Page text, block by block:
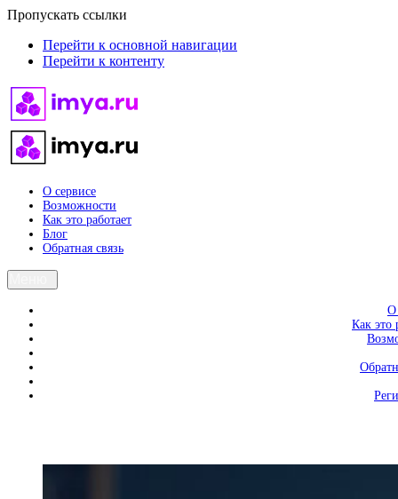
Пропускать ссылки
Перейти к основной навигации
Перейти к контенту
О сервисе
Возможности
Как это работает
Блог
Обратная связь
О
Как это